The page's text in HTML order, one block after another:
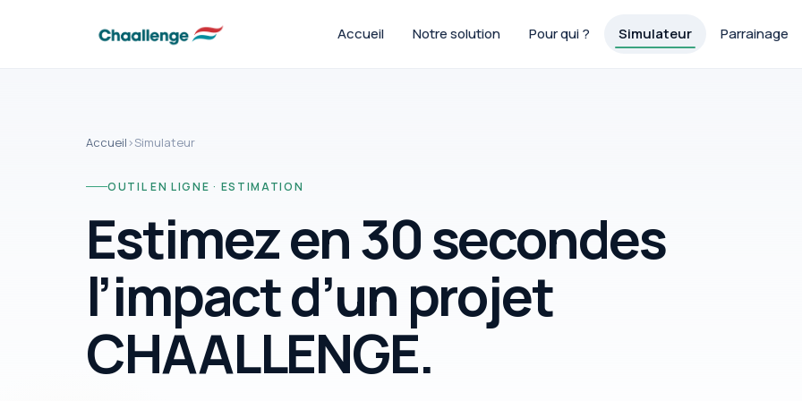
Accueil Notre solution Pour qui ? Simulateur Parrainage
Accueil›Simulateur
OUTIL EN LIGNE · ESTIMATION
Estimez en 30 secondes
l’impact d’un projet
CHAALLENGE.